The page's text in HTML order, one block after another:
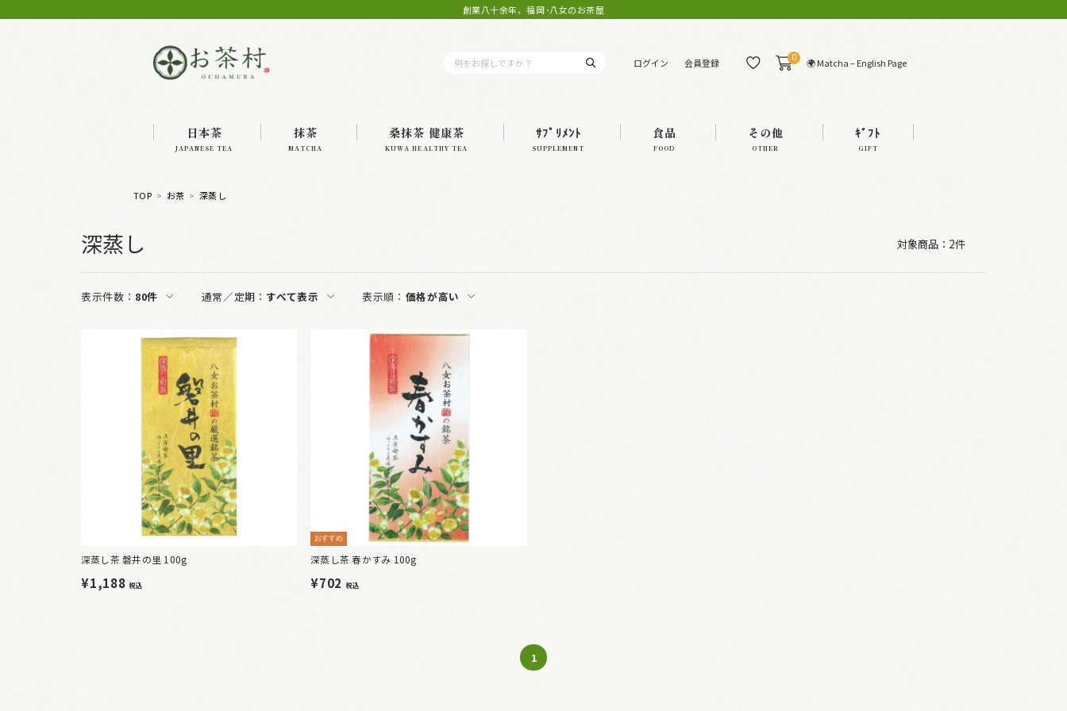
創業八十余年、福岡･八女のお茶屋
ログイン 会員登録 0 🌍 Matcha – English Page
日本茶
JAPANESE TEA
抹茶
MATCHA
桑抹茶 健康茶
KUWA HEALTHY TEA
ｻﾌﾟﾘﾒﾝﾄ
SUPPLEMENT
食品
FOOD
その他
OTHER
ｷﾞﾌﾄ
GIFT
TOP お茶 深蒸し
深蒸し 対象商品： 2件
表示件数： 80件 通常／定期： すべて表示 表示順： 価格が高い
深蒸し茶 磐井の里 100g
¥1,188税込
おすすめ
深蒸し茶 春かすみ 100g
¥702 税込
1